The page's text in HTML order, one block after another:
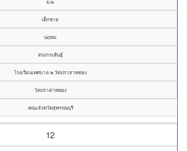
ม.๒
เด็กชาย
นฤดม
สรงกระสินธุ์
โรงเรียนเทศบาล ๒ วัดปราสาททอง
วัดปราสาททอง
คณะจังหวัดสุพรรณบุรี
12